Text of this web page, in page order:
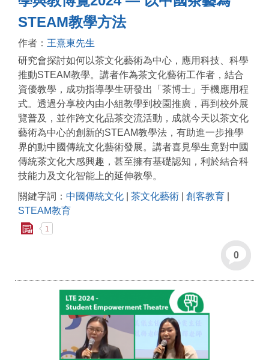
STEAM教學方法
作者： 王熹東先生
研究會探討如何以茶文化藝術為中心，應用科技、科學
推動STEAM教學。講者作為茶文化藝術工作者，結合
資優教學，成功指導學生研發出「茶博士」手機應用程
式。透過分享校內由小組教學到校園推廣，再到校外展
覽普及，並作跨文化品茶交流活動，成就今天以茶文化
藝術為中心的創新的STEAM教學法，有助進一步推學
界的動中國傳統文化藝術發展。講者喜見學生竟對中國
傳統茶文化大感興趣，甚至擁有基礎認知，利於結合科
技能力及文化智能上的延伸教學。
關鍵字詞： 中國傳統文化 茶文化藝術 創客教育
STEAM教育
1
0